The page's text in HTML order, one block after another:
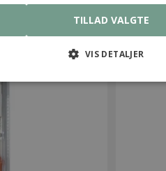
TILLAD VALGTE
VIS DETALJER